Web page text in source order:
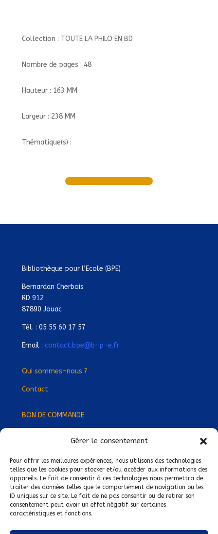
Gérer le consentement
Pour offrir les meilleures expériences, nous utilisons des technologies
telles que les cookies pour stocker et/ou accéder aux informations des
appareils. Le fait de consentir à ces technologies nous permettra de
traiter des données telles que le comportement de navigation ou les
ID uniques sur ce site. Le fait de ne pas consentir ou de retirer son
consentement peut avoir un effet négatif sur certaines
caractéristiques et fonctions.
Collection : TOUTE LA PHILO EN BD
Nombre de pages : 48
Hauteur : 163 MM
Largeur : 238 MM
Thématique(s) :
Bibliothèque pour l’Ecole (BPE)
Bernardan Cherbois
RD 912
87890 Jouac
Tél. : 05 55 60 17 57
Email : contact.bpe@b-p-e.fr
Qui sommes-nous ?
Contact
BON DE COMMANDE
Devenez Délégué·e Régional·e !
Trouvez-nous près de chez vous !
Mentions légales
Conditions générales de vente
Politique de confidentialité